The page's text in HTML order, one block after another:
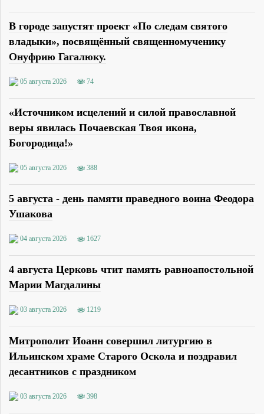
В городе запустят проект «По следам святого
владыки», посвящённый священномученику
Онуфрию Гагалюку.
05 августа 2026 74
«Источником исцелений и силой православной
веры явилась Почаевская Твоя икона,
Богородица!»
05 августа 2026 388
5 августа - день памяти праведного воина Феодора
Ушакова
04 августа 2026 1627
4 августа Церковь чтит память равноапостольной
Марии Магдалины
03 августа 2026 1219
Митрополит Иоанн совершил литургию в
Ильинском храме Старого Оскола и поздравил
десантников с праздником
03 августа 2026 398